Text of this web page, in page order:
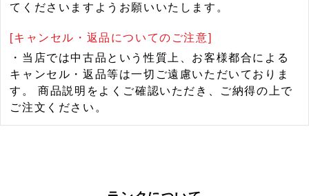
てくださいますようお願いいたします。
[キャンセル・返品についてのご注意]
・当店では中古品という性質上、お客様都合による
キャンセル・返品等は一切ご遠慮いただいておりま
す。 商品説明をよくご確認いただき、ご納得の上で
ご注文ください。